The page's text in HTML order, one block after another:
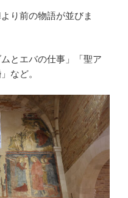
り前の物語が並びま
とエバの仕事」「聖ア
など。